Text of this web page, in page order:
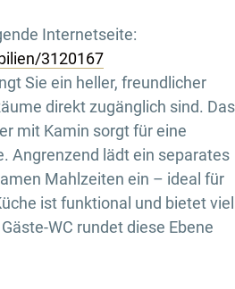
Internetseite:
3120167
Sie ein heller, freundlicher
direkt zugänglich sind. Das
mit Kamin sorgt für eine
Angrenzend lädt ein separates
Mahlzeiten ein – ideal für
ist funktional und bietet viel
WC rundet diese Ebene